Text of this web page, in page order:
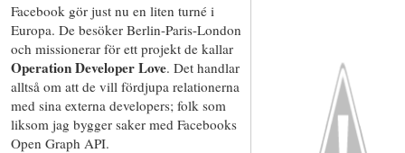
Facebook gör just nu en liten turné i
Europa. De besöker Berlin-Paris-London
och missionerar för ett projekt de kallar
Operation Developer Love. Det handlar
alltså om att de vill fördjupa relationerna
med sina externa developers; folk som
liksom jag bygger saker med Facebooks
Open Graph API.